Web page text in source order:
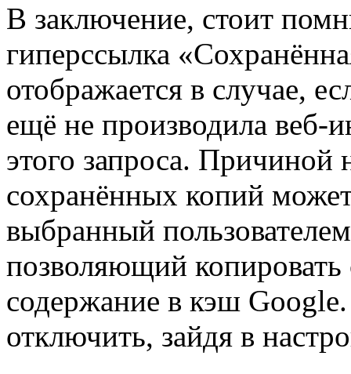
В заключение, стоит
гиперссылка
отображается в случае,
ещё не производила веб-
этого запроса. Причиной
сохранённых копий
выбранный
позволяющий
содержание в кэш
отключить, зайдя в